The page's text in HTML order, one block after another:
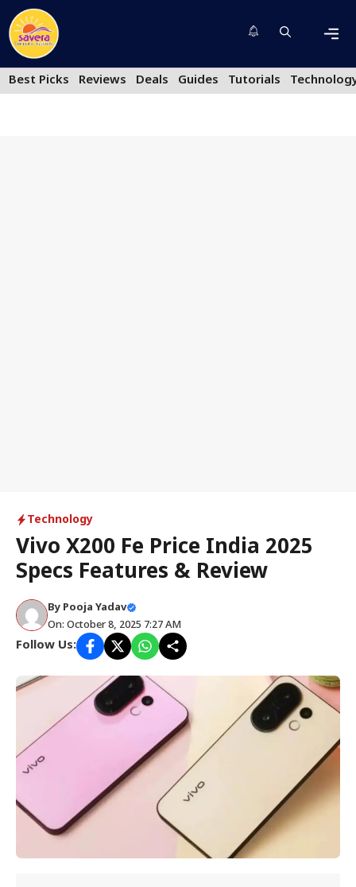
Skip
to
content
Best Picks
Reviews Deals Guides Tutorials
Technology
Vivo X200 Fe Price India 2025
Specs Features & Review
By Pooja Yadav
On: October 8, 2025 7:27 AM
Follow Us: